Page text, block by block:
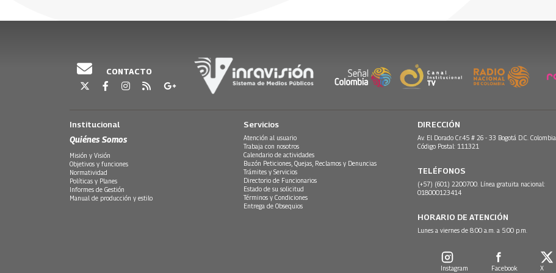
forma que no sólo se satisfaga el derecho a la verdad, sino que también se
Emisión 7 de mayo 2026
CONTACTO
Institucional
Quiénes Somos
Misión y Visión
Objetivos y funciones
Normatividad
Políticas y Planes
Informes de Gestión
Manual de producción y estilo
Servicios
Atención al usuario
Trabaja con nosotros
Calendario de actividades
Buzón Peticiones, Quejas, Reclamos y Denuncias
Trámites y Servicios
Directorio de Funcionarios
Estado de su solicitud
Términos y Condiciones
Entrega de Obsequios
DIRECCIÓN
Av. El Dorado Cr.45 # 26 - 33 Bogotá D.C. Colombia.
Código Postal: 111321
TELÉFONOS
(+57) (601) 2200700. Línea gratuita nacional:
018000123414
HORARIO DE ATENCIÓN
Lunes a viernes de 8:00 a.m. a 5:00 p.m.
Instagram Facebook X